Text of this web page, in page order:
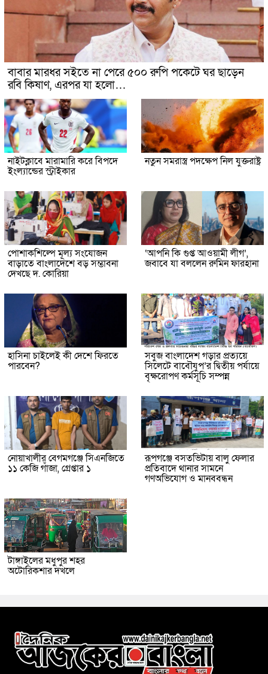
বাবার মারধর সইতে না পেরে ৫০০ রুপি পকেটে ঘর ছাড়েন
রবি কিষাণ, এরপর যা হলো…
নাইটক্লাবে মারামারি করে বিপদে
ইংল্যান্ডের স্ট্রাইকার
নতুন সমরাস্ত্র পদক্ষেপ নিল যুক্তরাষ্ট্র
পোশাকশিল্পে মূল্য সংযোজন
বাড়াতে বাংলাদেশে বড় সম্ভাবনা
দেখছে দ. কোরিয়া
‘আপনি কি গুপ্ত আওয়ামী লীগ’,
জবাবে যা বললেন রুমিন ফারহানা
হাসিনা চাইলেই কী দেশে ফিরতে
পারবেন?
সবুজ বাংলাদেশ গড়ার প্রত্যয়ে
সিলেটে বাবৌযুপ’র দ্বিতীয় পর্যায়ে
বৃক্ষরোপণ কর্মসূচি সম্পন্ন
নোয়াখালীর বেগমগঞ্জে সিএনজিতে
১১ কেজি গাঁজা, গ্রেপ্তার ১
রূপগঞ্জে বসতভিটায় বালু ফেলার
প্রতিবাদে থানার সামনে
গণঅভিযোগ ও মানববন্ধন
টাঙ্গাইলের মধুপুর শহর
অটোরিকশার দখলে